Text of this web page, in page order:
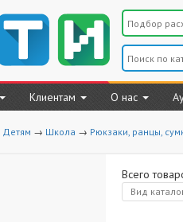
Клиентам О нас
Детям → Школа → Рюкзаки, ранцы,
Всего
Вид